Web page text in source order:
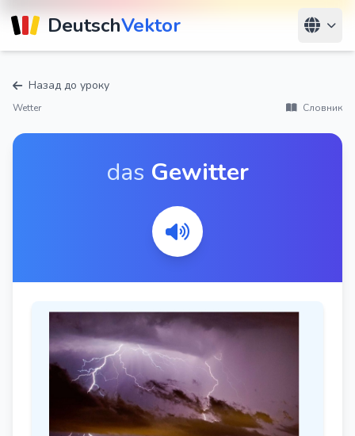
DeutschVektor
Назад до уроку
Wetter Словник
das Gewitter